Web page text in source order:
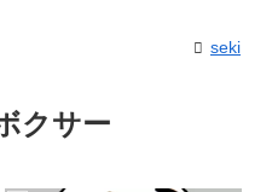
seki
クサー